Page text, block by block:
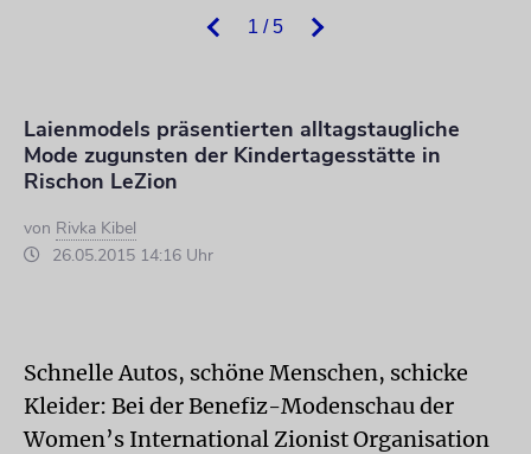
1 / 5
Laienmodels präsentierten alltagstaugliche
Mode zugunsten der Kindertagesstätte in
Rischon LeZion
von Rivka Kibel
26.05.2015 14:16 Uhr
Schnelle Autos, schöne Menschen, schicke
Kleider: Bei der Benefiz-Modenschau der
Women’s International Zionist Organisation